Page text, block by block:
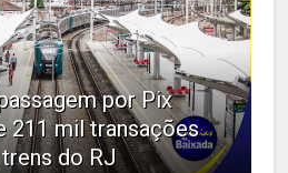
por Pix
211 mil transações
do RJ